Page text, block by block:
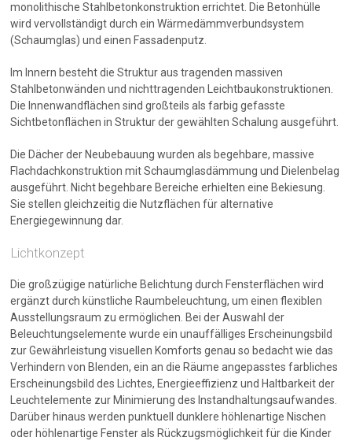
monolithische Stahlbetonkonstruktion errichtet. Die Betonhülle
wird vervollständigt durch ein Wärmedämmverbundsystem
(Schaumglas) und einen Fassadenputz.
Im Innern besteht die Struktur aus tragenden massiven
Stahlbetonwänden und nichttragenden Leichtbaukonstruktionen.
Die Innenwandflächen sind großteils als farbig gefasste
Sichtbetonflächen in Struktur der gewählten Schalung ausgeführt.
Die Dächer der Neubebauung wurden als begehbare, massive
Flachdachkonstruktion mit Schaumglasdämmung und Dielenbelag
ausgeführt. Nicht begehbare Bereiche erhielten eine Bekiesung.
Sie stellen gleichzeitig die Nutzflächen für alternative
Energiegewinnung dar.
Lichtkonzept
Die großzügige natürliche Belichtung durch Fensterflächen wird
ergänzt durch künstliche Raumbeleuchtung, um einen flexiblen
Ausstellungsraum zu ermöglichen. Bei der Auswahl der
Beleuchtungselemente wurde ein unauffälliges Erscheinungsbild
zur Gewährleistung visuellen Komforts genau so bedacht wie das
Verhindern von Blenden, ein an die Räume angepasstes farbliches
Erscheinungsbild des Lichtes, Energieeffizienz und Haltbarkeit der
Leuchtelemente zur Minimierung des Instandhaltungsaufwandes.
Darüber hinaus werden punktuell dunklere höhlenartige Nischen
oder höhlenartige Fenster als Rückzugsmöglichkeit für die Kinder